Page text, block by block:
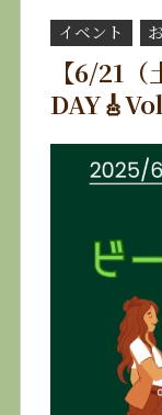
イベント
【6/21